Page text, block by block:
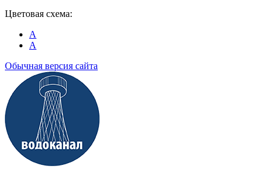
Цветовая схема:
A
A
Обычная версия сайта